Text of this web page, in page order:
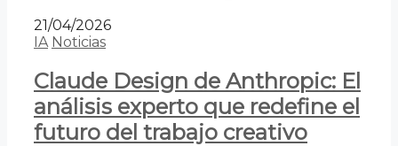
21/04/2026
IA Noticias
Claude Design de Anthropic: El
análisis experto que redefine el
futuro del trabajo creativo